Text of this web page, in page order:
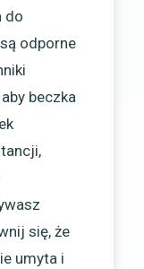
do
odporne
beczka
się, że
umyta i